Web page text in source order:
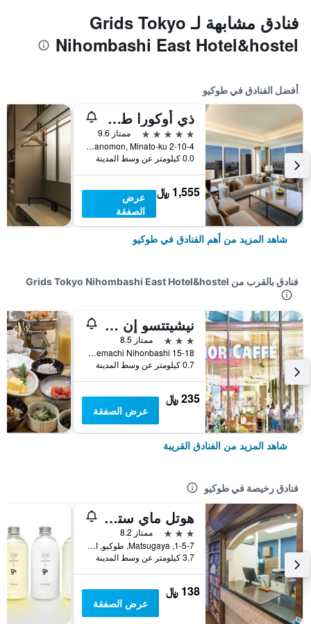
فنادق مشابهة لـ Grids Tokyo
Nihombashi East Hotel&hostel
أفضل الفنادق في طوكيو
ذي أوكورا طوكيو
5 نجوم
ممتاز 9.6
2-10-4 Toranomon, Minato-ku, طوكيو, اليابان
0.0 كيلومتر عن وسط المدينة
1,555 ﷼
عرض
الصفقة
شاهد المزيد من أهم الفنادق في طوكيو
فنادق بالقرب من Grids Tokyo Nihombashi East Hotel&hostel
نيشيتتسو إن نيهونباشي
3 نجوم
ممتاز 8.5
15-18 Kofunemachi Nihonbashi, طوكيو, اليابان
0.7 كيلومتر عن وسط المدينة
235 ﷼
عرض الصفقة
شاهد المزيد من الفنادق القريبة
فنادق رخيصة في طوكيو
هوتل ماي ستايز أوينو إناريتشو
3 نجوم
ممتاز 8.2
1-5-7, Matsugaya, طوكيو, اليابان
3.7 كيلومتر عن وسط المدينة
138 ﷼
عرض الصفقة